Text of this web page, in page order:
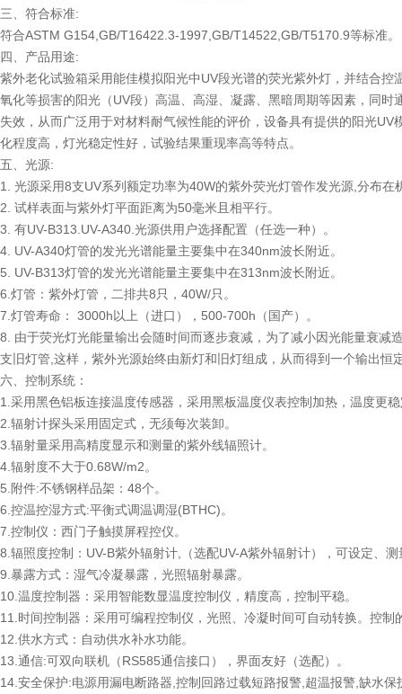
三、符合标准:
符合ASTM G154,GB/T16422.3-1997,GB/T14522,GB/T5170.9等标准。
四、产品用途:
紫外老化试验箱采用能佳模拟阳光中UV段光谱的荧光紫外灯，并结合
氧化等损害的阳光（UV段）高温、高湿、凝露、黑暗周期等因素，同
失效，从而广泛用于对材料耐气候性能的评价，设备具有提供的阳光
化程度高，灯光稳定性好，试验结果重现率高等特点。
五、光源:
1. 光源采用8支UV系列额定功率为40W的紫外荧光灯管作发光源,分布在
2. 试样表面与紫外灯平面距离为50毫米且相平行。
3. 有UV-B313.UV-A340.光源供用户选择配置（任选一种）。
4. UV-A340灯管的发光光谱能量主要集中在340nm波长附近。
5. UV-B313灯管的发光光谱能量主要集中在313nm波长附近。
6.灯管：紫外灯管，二排共8只，40W/只。
7.灯管寿命： 3000h以上（进口），500-700h（国产）。
8. 由于荧光灯光能量输出会随时间而逐步衰减，为了减小因光能量衰
支旧灯管,这样，紫外光源始终由新灯和旧灯组成，从而得到一个输出恒
六、控制系统：
1.采用黑色铝板连接温度传感器，采用黑板温度仪表控制加热，温度更
2.辐射计探头采用固定式，无须每次装卸。
3.辐射量采用高精度显示和测量的紫外线辐照计。
4.辐射度不大于0.68W/m2。
5.附件:不锈钢样品架：48个。
6.控温控湿方式:平衡式调温调湿(BTHC)。
7.控制仪：西门子触摸屏程控仪。
8.辐照度控制：UV-B紫外辐射计,（选配UV-A紫外辐射计），可设定、
9.暴露方式：湿气冷凝暴露，光照辐射暴露。
10.温度控制器：采用智能数显温度控制仪，精度高，控制平稳。
11.时间控制器：采用可编程控制仪，光照、冷凝时间可自动转换。控制
12.供水方式：自动供水补水功能。
13.通信:可双向联机（RS585通信接口），界面友好（选配）。
14.安全保护:电源用漏电断路器,控制回路过载短路报警,超温报警,缺水保